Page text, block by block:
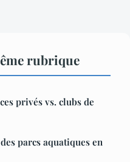
rubrique
privés vs. clubs de
parcs aquatiques en